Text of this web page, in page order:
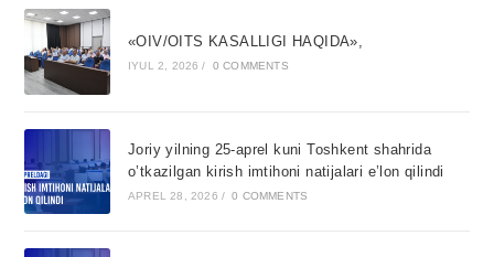
«OIV/OITS KASALLIGI HAQIDA»,
IYUL 2, 2026 / 0 COMMENTS
Joriy yilning 25-aprel kuni Toshkent shahrida
o’tkazilgan kirish imtihoni natijalari e’lon qilindi
APREL 28, 2026 / 0 COMMENTS